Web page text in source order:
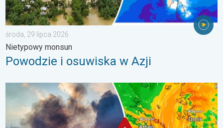
środa, 29 lipca 2026
Nietypowy monsun
Powodzie i osuwiska w Azji
Pożary lasów szaleją także w Europie Południowo-